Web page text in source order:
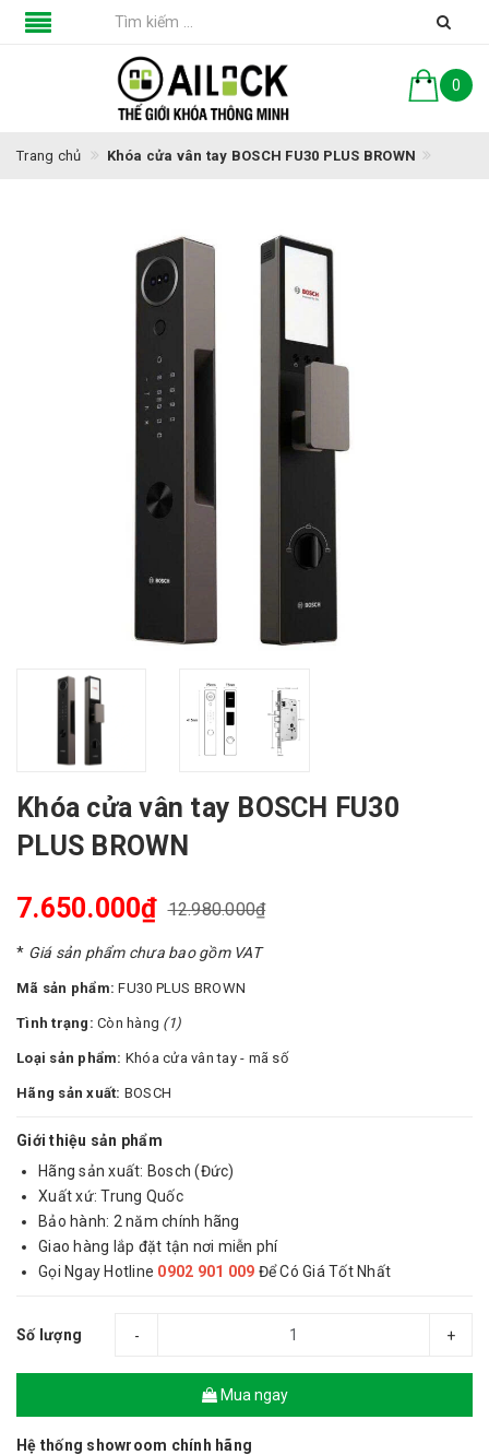
0
Trang chủ Khóa cửa vân tay BOSCH FU30 PLUS BROWN
Khóa cửa vân tay BOSCH FU30
PLUS BROWN
7.650.000₫ 12.980.000₫
* Giá sản phẩm chưa bao gồm VAT
Mã sản phẩm:FU30 PLUS BROWN
Tình trạng: Còn hàng (1)
Loại sản phẩm: Khóa cửa vân tay - mã số
Hãng sản xuất: BOSCH
Giới thiệu sản phẩm
Hãng sản xuất: Bosch (Đức)
Xuất xứ: Trung Quốc
Bảo hành: 2 năm chính hãng
Giao hàng lắp đặt tận nơi miễn phí
Gọi Ngay Hotline 0902 901 009 Để Có Giá Tốt Nhất
Số lượng - +
Mua ngay
Hệ thống showroom chính hãng